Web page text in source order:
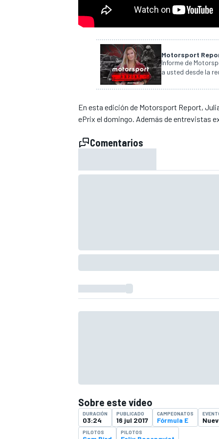
Motorsport
Informe de
a usted desde la
En esta edición de Motorsport Report,
ePrix el domingo. Además de entrevistas
Comentarios
Sobre este vídeo
DURACIÓN
03:24
PUBLICADO
16 jul 2017
CAMPEONATOS
Fórmula E
PILOTOS PILOTOS